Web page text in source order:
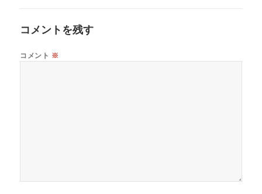
コメントを残す
コメント ※